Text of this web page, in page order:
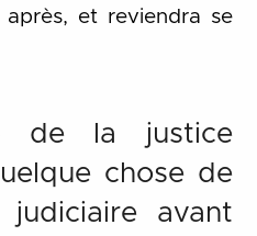
et reviendra se
de la justice
chose de
judiciaire avant